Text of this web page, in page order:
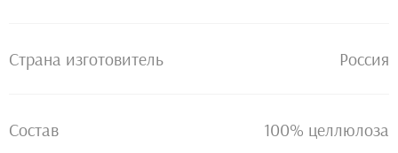
Страна изготовитель Россия
Состав 100% целлюлоза